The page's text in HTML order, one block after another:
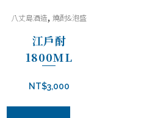
八丈島酒造,燒酎&泡盛
江戶酎
1800ML
NT$3,000